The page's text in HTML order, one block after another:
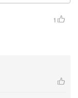
1